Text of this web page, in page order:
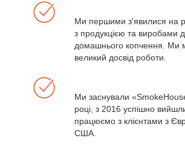
Ми першими з'явилися на
з продукцією та виробами
домашнього копчення. Ми
великий досвід роботи.
Ми заснували
році, з 2016 успішно
працюємо з клієнтами з
США.